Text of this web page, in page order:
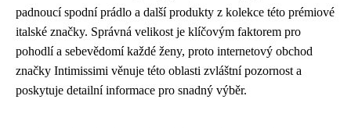
padnoucí spodní prádlo a další produkty z kolekce této prémiové
italské značky. Správná velikost je klíčovým faktorem pro
pohodlí a sebevědomí každé ženy, proto internetový obchod
značky Intimissimi věnuje této oblasti zvláštní pozornost a
poskytuje detailní informace pro snadný výběr.